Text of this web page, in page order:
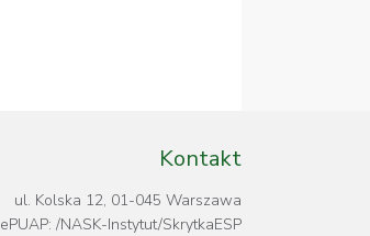
Kontakt
ul. Kolska 12, 01-045 Warszawa
ePUAP: /NASK-Instytut/SkrytkaESP